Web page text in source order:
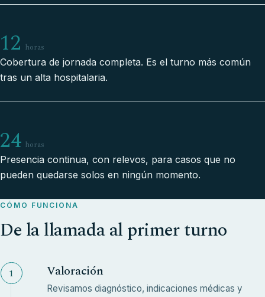
12 horas
Cobertura de jornada completa. Es el turno más común
tras un alta hospitalaria.
24 horas
Presencia continua, con relevos, para casos que no
pueden quedarse solos en ningún momento.
CÓMO FUNCIONA
De la llamada al primer turno
Valoración
Revisamos diagnóstico, indicaciones médicas y